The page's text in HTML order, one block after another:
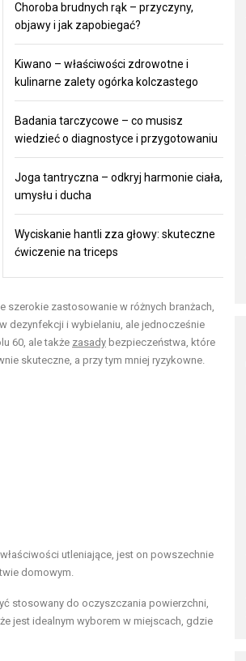
Choroba brudnych rąk – przyczyny,
objawy i jak zapobiegać?
Kiwano – właściwości zdrowotne i
kulinarne zalety ogórka kolczastego
Badania tarczycowe – co musisz
wiedzieć o diagnostyce i przygotowaniu
Joga tantryczna – odkryj harmonie ciała,
umysłu i ducha
Wyciskanie hantli zza głowy: skuteczne
ćwiczenie na triceps
szerokie zastosowanie w różnych branżach,
dezynfekcji i wybielaniu, ale jednocześnie
60, ale także zasady bezpieczeństwa, które
skuteczne, a przy tym mniej ryzykowne.
utleniające, jest on powszechnie
domowym.
stosowany do oczyszczania powierzchni,
jest idealnym wyborem w miejscach, gdzie